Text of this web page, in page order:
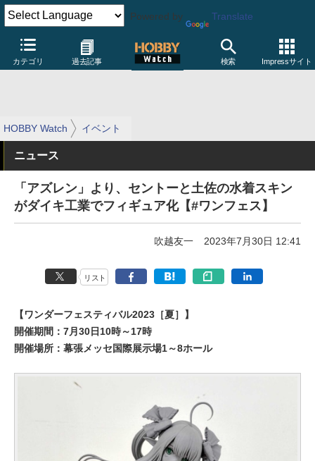
Powered by Translate
カテゴリ 過去記事 検索 Impressサイト
HOBBY Watch イベント
ニュース
「アズレン」より、セントーと土佐の水着スキン
がダイキ工業でフィギュア化【#ワンフェス】
吹越友一 2023年7月30日 12:41
リスト
【ワンダーフェスティバル2023［夏］】
開催期間：7月30日10時～17時
開催場所：幕張メッセ国際展示場1～8ホール